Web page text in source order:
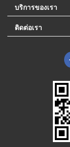
บริการของเรา
ติดต่อเรา